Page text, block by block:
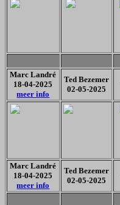
Marc Landré
18-04-2025
meer info
Ted Bezemer
02-05-2025
Marc Landré
18-04-2025
meer info
Ted Bezemer
02-05-2025